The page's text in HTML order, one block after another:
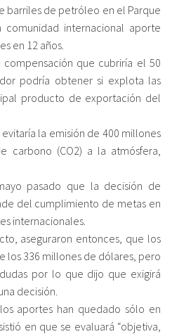
barriles de petróleo en el Parque
internacional aporte
en 12 años.
que cubriría el 50
podría obtener si explota las
producto de exportación del
la emisión de 400 millones
carbono (CO2) a la atmósfera,
pasado que la decisión de
del cumplimiento de metas en
internacionales.
aseguraron entonces, que los
los 336 millones de dólares, pero
por lo que dijo que exigirá
decisión.
aportes han quedado sólo en
en que se evaluará “objetiva,